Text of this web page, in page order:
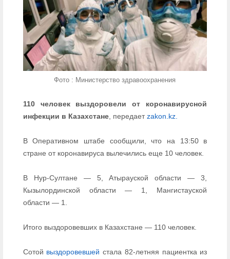
Фото : Министерство здравоохранения
110 человек выздоровели от коронавирусной
инфекции в Казахстане, передаетzakon.kz.
В Оперативном штабе сообщили, что на 13:50 в
стране от коронавируса вылечились еще 10 человек.
В Нур-Султане — 5, Атырауской области — 3,
Кызылординской области — 1, Мангистауской
области — 1.
Итого выздоровевших в Казахстане — 110 человек.
Сотой выздоровевшей стала 82-летняя пациентка из